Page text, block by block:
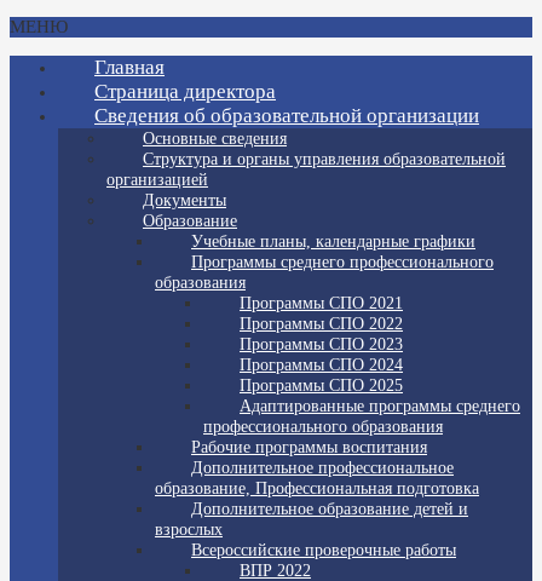
МЕНЮ
Главная
Страница директора
Сведения об образовательной организации
Основные сведения
Структура и органы управления образовательной
организацией
Документы
Образование
Учебные планы, календарные графики
Программы среднего профессионального
образования
Программы СПО 2021
Программы СПО 2022
Программы СПО 2023
Программы СПО 2024
Программы СПО 2025
Адаптированные программы среднего
профессионального образования
Рабочие программы воспитания
Дополнительное профессиональное
образование, Профессиональная подготовка
Дополнительное образование детей и
взрослых
Всероссийские проверочные работы
ВПР 2022